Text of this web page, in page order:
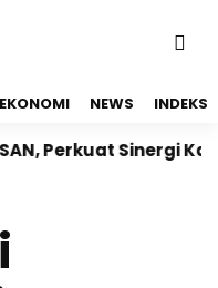
EKONOMI NEWS INDEKS
Sinergi Kampus